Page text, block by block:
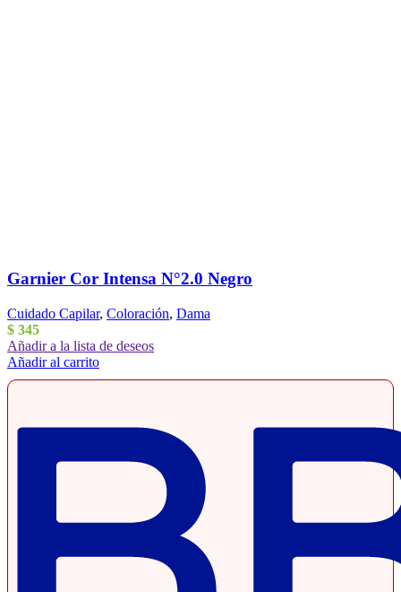
Garnier Cor Intensa N°2.0 Negro
Cuidado Capilar, Coloración, Dama
$ 345
Añadir a la lista de deseos
Añadir al carrito